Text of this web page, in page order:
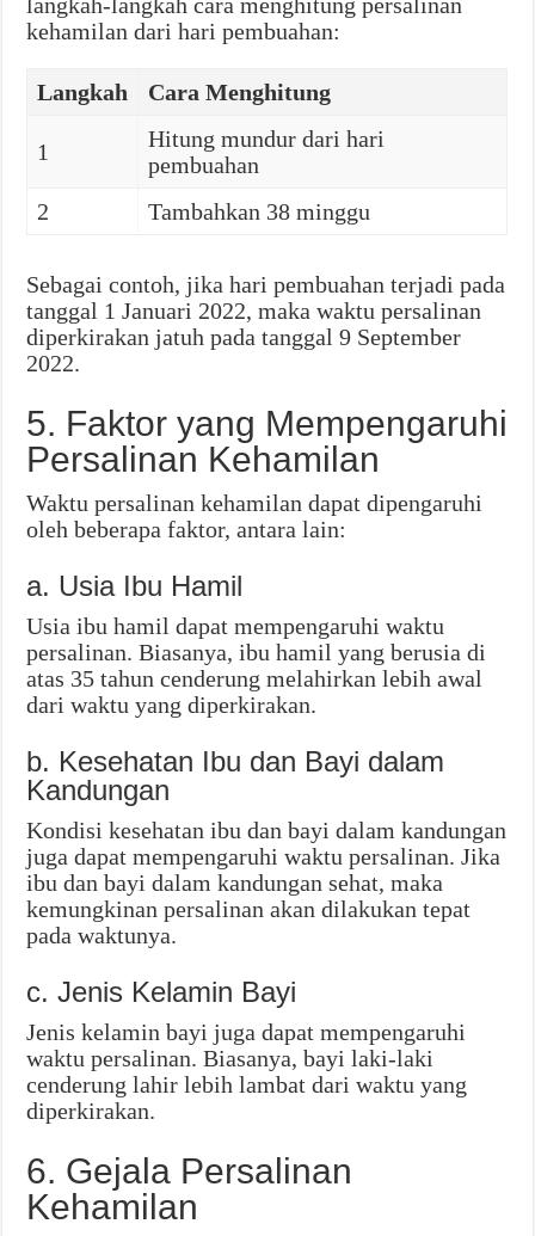
kehamilan dari hari pembuahan:
Langkah Cara Menghitung
1
Hitung mundur dari hari
pembuahan
2
Tambahkan 38 minggu
Sebagai contoh, jika hari pembuahan terjadi pada
tanggal 1 Januari 2022, maka waktu persalinan
diperkirakan jatuh pada tanggal 9 September
2022.
5. Faktor yang Mempengaruhi
Persalinan Kehamilan
Waktu persalinan kehamilan dapat dipengaruhi
oleh beberapa faktor, antara lain:
a. Usia Ibu Hamil
Usia ibu hamil dapat mempengaruhi waktu
persalinan. Biasanya, ibu hamil yang berusia di
atas 35 tahun cenderung melahirkan lebih awal
dari waktu yang diperkirakan.
b. Kesehatan Ibu dan Bayi dalam
Kandungan
Kondisi kesehatan ibu dan bayi dalam kandungan
juga dapat mempengaruhi waktu persalinan. Jika
ibu dan bayi dalam kandungan sehat, maka
kemungkinan persalinan akan dilakukan tepat
pada waktunya.
c. Jenis Kelamin Bayi
Jenis kelamin bayi juga dapat mempengaruhi
waktu persalinan. Biasanya, bayi laki-laki
cenderung lahir lebih lambat dari waktu yang
diperkirakan.
6. Gejala Persalinan
Kehamilan